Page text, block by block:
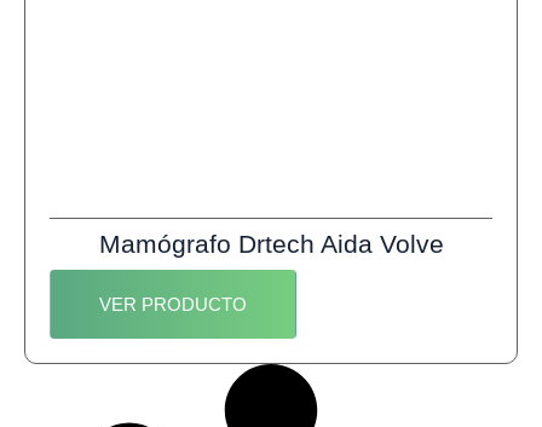
Mamógrafo Drtech Aida Volve
VER PRODUCTO